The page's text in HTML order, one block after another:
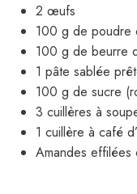
2 œufs
100 g de poudre
100 g de beurre
1 pâte sablée
100 g de sucre
3 cuillères à
1 cuillère à café
Amandes effilées